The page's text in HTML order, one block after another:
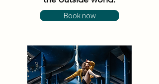
Book now